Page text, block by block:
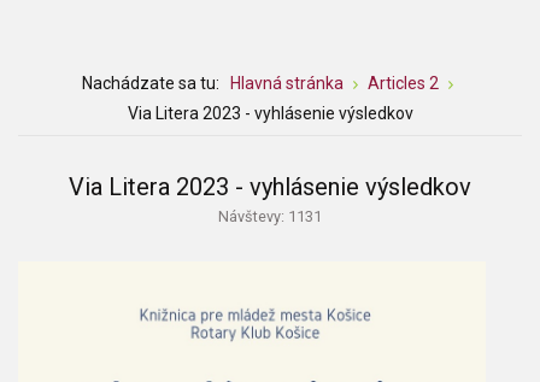
Nachádzate sa tu: Hlavná stránka
Articles 2
Via Litera 2023 - vyhlásenie výsledkov
Via Litera 2023 - vyhlásenie výsledkov
Návštevy: 1131